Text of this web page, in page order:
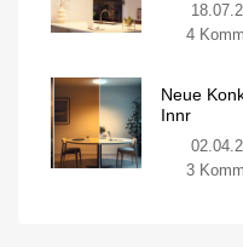
4
Neue
Innr
3